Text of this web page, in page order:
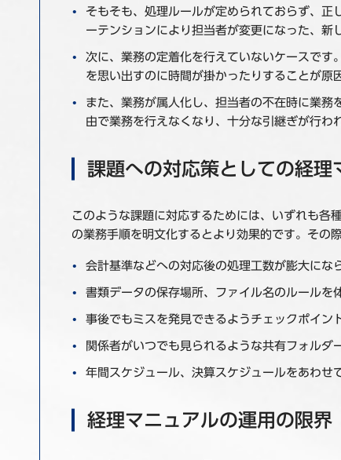
そもそも、処理ルールが定められておらず、正
ーテンションにより担当者が変更になった、新
次に、業務の定着化を行えていないケースで
を思い出すのに時間が掛かったりすることが原
また、業務が属人化し、担当者の不在時に業
由で業務を行えなくなり、十分な引継ぎが行わ
課題への対応策としての経理
このような課題に対応するためには、いずれも各
の業務手順を明文化するとより効果的です。その
会計基準などへの対応後の処理工数が膨大にな
書類データの保存場所、ファイル名のルールを
事後でもミスを発見できるようチェックポイン
関係者がいつでも見られるような共有フォルダ
年間スケジュール、決算スケジュールをあわせ
経理マニュアルの運用の限界